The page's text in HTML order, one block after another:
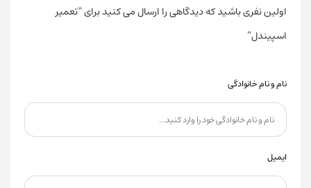
اولین نفری باشید که دیدگاهی را ارسال می کنید برای “تعمیر
اسپیندل”
نام و نام خانوادگی
ایمیل